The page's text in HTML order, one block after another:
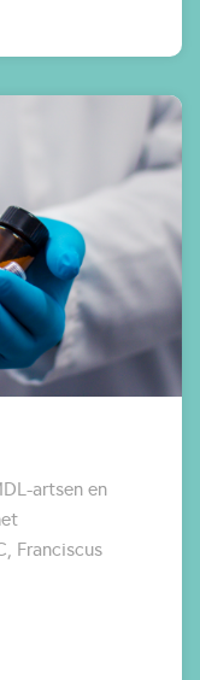
artsen en
Franciscus